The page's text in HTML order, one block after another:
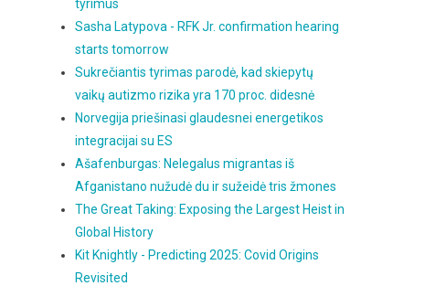
tyrimus
Sasha Latypova - RFK Jr. confirmation hearing
starts tomorrow
Sukrečiantis tyrimas parodė, kad skiepytų
vaikų autizmo rizika yra 170 proc. didesnė
Norvegija priešinasi glaudesnei energetikos
integracijai su ES
Ašafenburgas: Nelegalus migrantas iš
Afganistano nužudė du ir sužeidė tris žmones
The Great Taking: Exposing the Largest Heist in
Global History
Kit Knightly - Predicting 2025: Covid Origins
Revisited